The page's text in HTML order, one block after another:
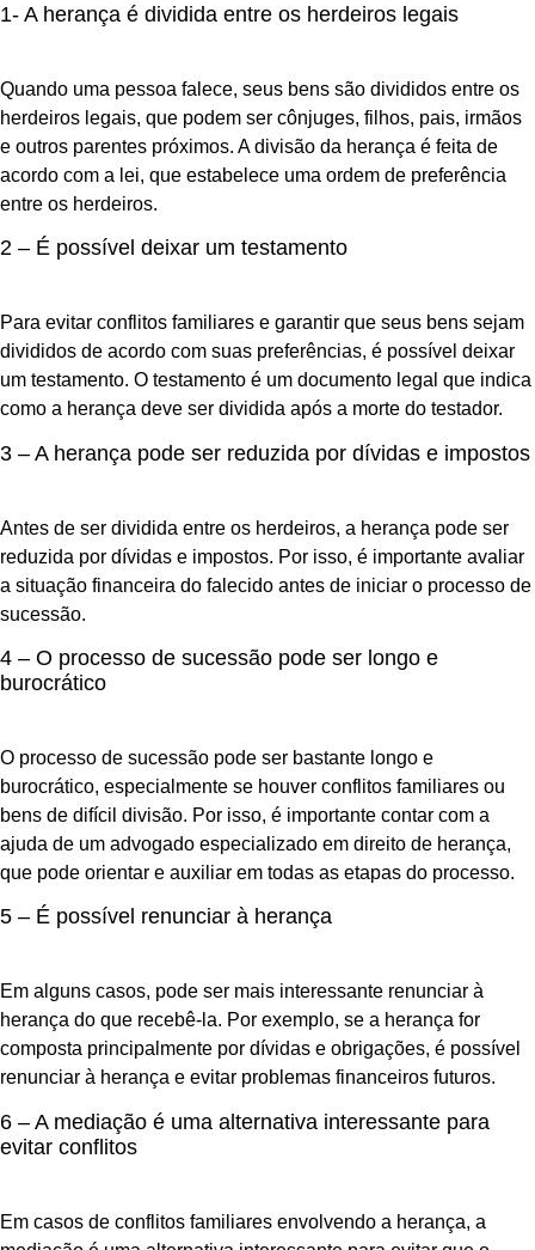
1- A herança é dividida entre os herdeiros legais
Quando uma pessoa falece, seus bens são divididos entre os
herdeiros legais, que podem ser cônjuges, filhos, pais, irmãos
e outros parentes próximos. A divisão da herança é feita de
acordo com a lei, que estabelece uma ordem de preferência
entre os herdeiros.
2 – É possível deixar um testamento
Para evitar conflitos familiares e garantir que seus bens sejam
divididos de acordo com suas preferências, é possível deixar
um testamento. O testamento é um documento legal que indica
como a herança deve ser dividida após a morte do testador.
3 – A herança pode ser reduzida por dívidas e impostos
Antes de ser dividida entre os herdeiros, a herança pode ser
reduzida por dívidas e impostos. Por isso, é importante avaliar
a situação financeira do falecido antes de iniciar o processo de
sucessão.
4 – O processo de sucessão pode ser longo e
burocrático
O processo de sucessão pode ser bastante longo e
burocrático, especialmente se houver conflitos familiares ou
bens de difícil divisão. Por isso, é importante contar com a
ajuda de um advogado especializado em direito de herança,
que pode orientar e auxiliar em todas as etapas do processo.
5 – É possível renunciar à herança
Em alguns casos, pode ser mais interessante renunciar à
herança do que recebê-la. Por exemplo, se a herança for
composta principalmente por dívidas e obrigações, é possível
renunciar à herança e evitar problemas financeiros futuros.
6 – A mediação é uma alternativa interessante para
evitar conflitos
Em casos de conflitos familiares envolvendo a herança, a